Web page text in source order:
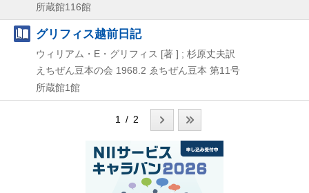
所蔵館116館
グリフィス越前日記
ウィリアム・E・グリフィス [著 ] ; 杉原丈夫訳
えちぜん豆本の会 1968.2 ゑちぜん豆本 第11号
所蔵館1館
1 / 2